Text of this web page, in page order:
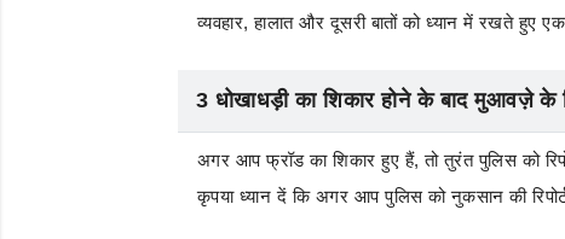
व्यवहार, हालात और दूसरी बातों को ध्यान में रखते हुए
3 धोखाधड़ी का शिकार होने के बाद मुआवज़े के
अगर आप फ्रॉड का शिकार हुए हैं, तो तुरंत पुलिस को
कृपया ध्यान दें कि अगर आप पुलिस को नुकसान की